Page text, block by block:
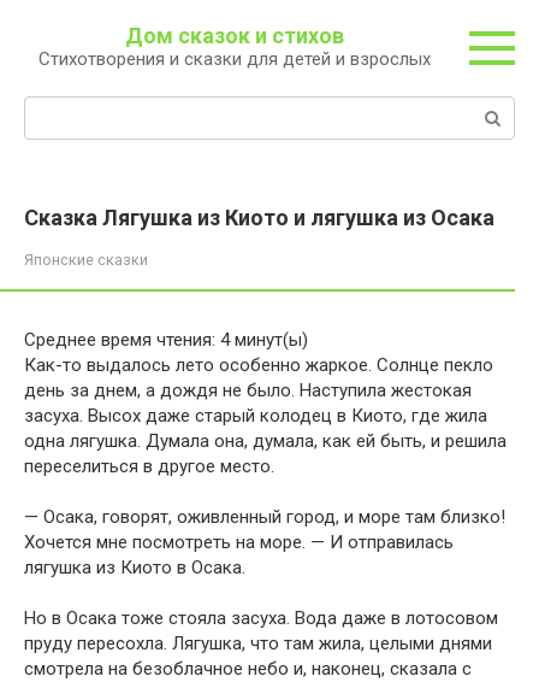
контенту
Дом сказок и стихов
Стихотворения и сказки для детей и взрослых
Сказка Лягушка из Киото и лягушка из Осака
Японские сказки
Среднее время чтения: 4 минут(ы)
Как-то выдалось лето особенно жаркое. Солнце пекло
день за днем, а дождя не было. Наступила жестокая
засуха. Высох даже старый колодец в Киото, где жила
одна лягушка. Думала она, думала, как ей быть, и решила
переселиться в другое место.
— Осака, говорят, оживленный город, и море там близко!
Хочется мне посмотреть на море. — И отправилась
лягушка из Киото в Осака.
Но в Осака тоже стояла засуха. Вода даже в лотосовом
пруду пересохла. Лягушка, что там жила, целыми днями
смотрела на безоблачное небо и, наконец, сказала с